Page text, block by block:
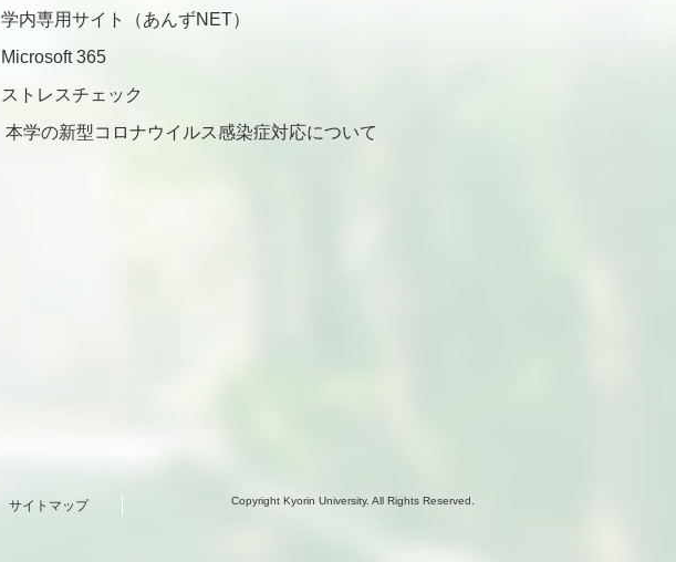
学内専用サイト（あんずNET）
Microsoft 365
ストレスチェック
本学の新型コロナウイルス感染症対応について
サイトマップ Copyright Kyorin University. All Rights Reserved.